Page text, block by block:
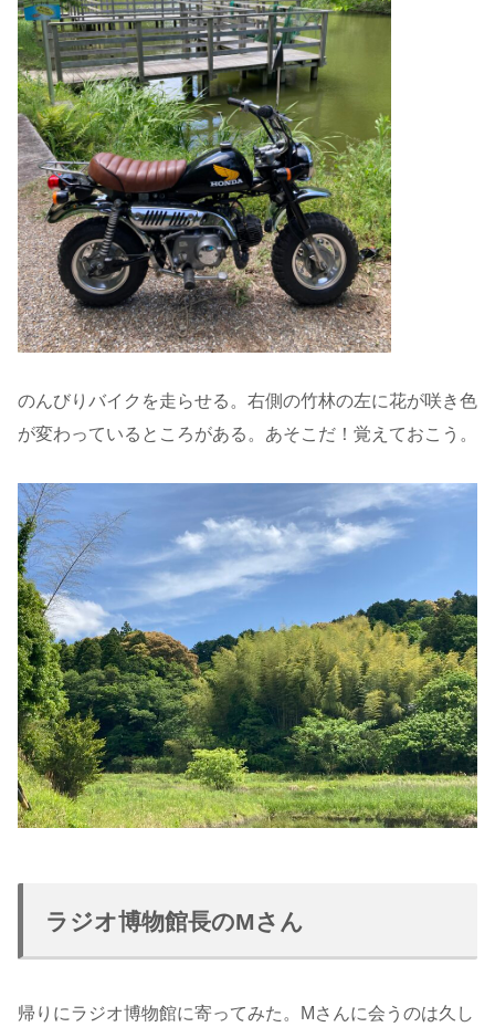
のんびりバイクを走らせる。右側の竹林の左に花が咲き色
が変わっているところがある。あそこだ！覚えておこう。
ラジオ博物館長のMさん
帰りにラジオ博物館に寄ってみた。Mさんに会うのは久し